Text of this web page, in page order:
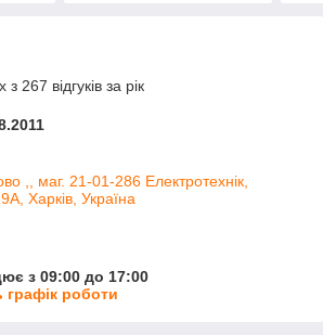
267 відгуків за рік
,, маг. 21-01-286 Електротехнік,
Харків, Україна
з 09:00 до 17:00
графік роботи